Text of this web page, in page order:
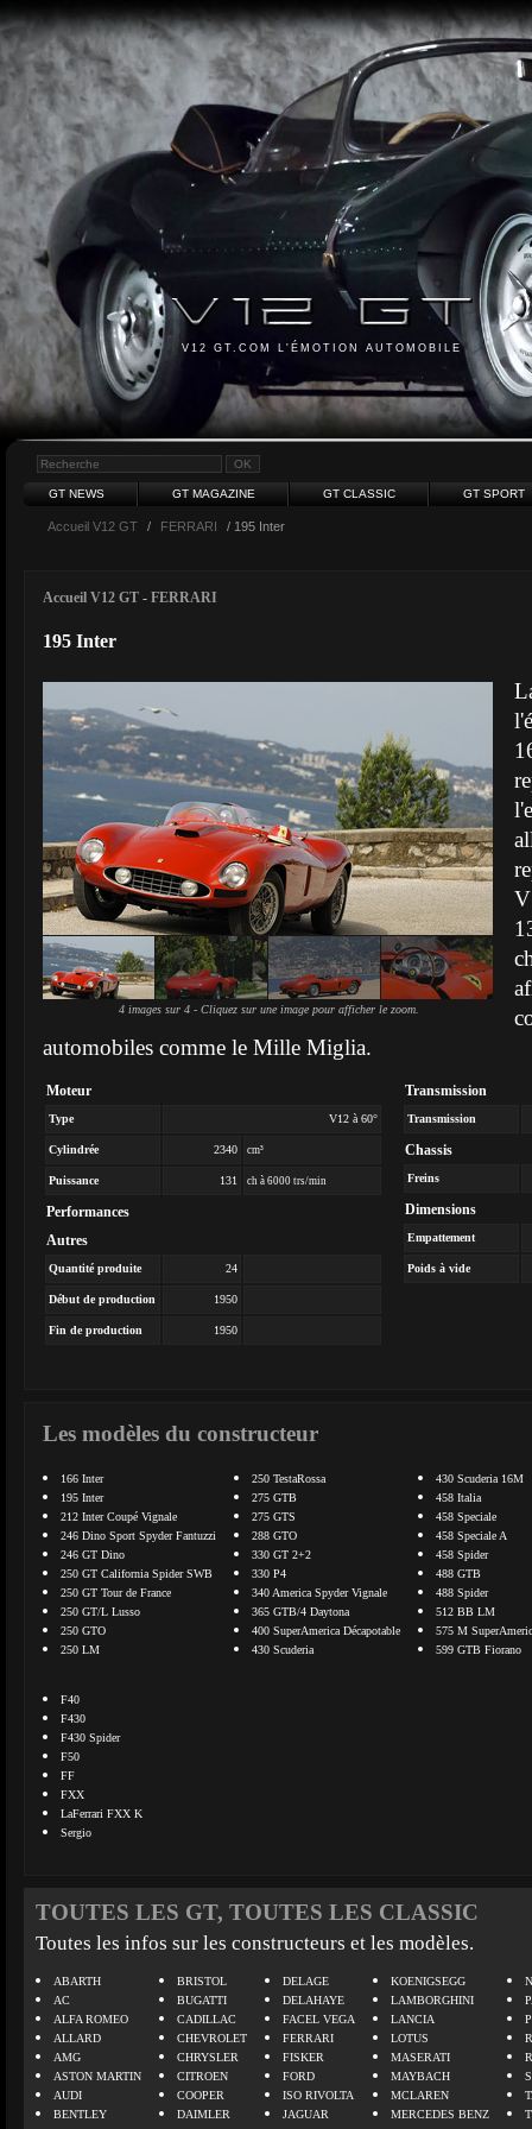
V12 GT.COM L'ÉMOTION AUTOMOBILE
GT NEWS GT MAGAZINE GT CLASSIC GT SPORT
Accueil V12 GT / FERRARI / 195 Inter
Accueil V12 GT - FERRARI
195 Inter
4 images sur 4 - Cliquez sur une image pour afficher le zoom.
automobiles comme le Mille Miglia.
Moteur
Type V12 à 60°
Cylindrée 2340 cm³
Puissance 131 ch à 6000 trs/min
Performances
Autres
Quantité produite 24
Début de production 1950
Fin de production 1950
Transmission
Transmission
Chassis
Freins
Dimensions
Empattement
Poids à vide
Les modèles du constructeur
166 Inter
195 Inter
212 Inter Coupé Vignale
246 Dino Sport Spyder Fantuzzi
246 GT Dino
250 GT California Spider SWB
250 GT Tour de France
250 GT/L Lusso
250 GTO
250 LM
250 TestaRossa
275 GTB
275 GTS
288 GTO
330 GT 2+2
330 P4
340 America Spyder Vignale
365 GTB/4 Daytona
400 SuperAmerica Décapotable
430 Scuderia
430 Scuderia 16M
458 Italia
458 Speciale
458 Speciale A
458 Spider
488 GTB
488 Spider
512 BB LM
575 M
599 GTB Fiorano
F40
F430
F430 Spider
F50
FF
FXX
LaFerrari FXX K
Sergio
TOUTES LES GT, TOUTES LES CLASSIC
Toutes les infos sur les constructeurs et les modèles.
ABARTH
AC
ALFA ROMEO
ALLARD
AMG
ASTON MARTIN
AUDI
BENTLEY
BRISTOL
BUGATTI
CADILLAC
CHEVROLET
CHRYSLER
CITROEN
COOPER
DAIMLER
DELAGE
DELAHAYE
FACEL VEGA
FERRARI
FISKER
FORD
ISO RIVOLTA
JAGUAR
KOENIGSEGG
LAMBORGHINI
LANCIA
LOTUS
MASERATI
MAYBACH
MCLAREN
MERCEDES BENZ